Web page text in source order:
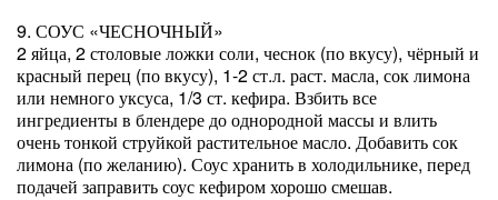
9. СОУС «ЧЕСНОЧНЫЙ»
2 яйца, 2 столовые ложки соли, чеснок (по вкусу), чёрный и
красный перец (по вкусу), 1-2 ст.л. раст. масла, сок лимона
или немного уксуса, 1/3 ст. кефира. Взбить все
ингредиенты в блендере до однородной массы и влить
очень тонкой струйкой растительное масло. Добавить сок
лимона (по желанию). Соус хранить в холодильнике, перед
подачей заправить соус кефиром хорошо смешав.